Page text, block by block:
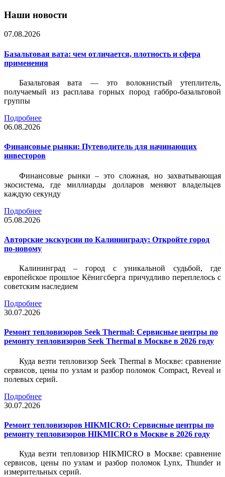
Наши новости
07.08.2026
Базальтовая вата: чем отличается, плотность и сфера
применения
Базальтовая вата — это волокнистый утеплитель,
получаемый из расплава горных пород габбро-базальтовой
группы
Подробнее
06.08.2026
Финансовые рынки: Путеводитель для начинающих
инвесторов
Финансовые рынки – это сложная, но захватывающая
экосистема, где миллиарды долларов меняют владельцев
каждую секунду
Подробнее
05.08.2026
Авторские экскурсии по Калининграду: Откройте город
по-новому
Калининград – город с уникальной судьбой, где
европейское прошлое Кёнигсберга причудливо переплелось с
советским наследием
Подробнее
30.07.2026
Ремонт тепловизоров Seek Thermal: Сервисные центры по
ремонту тепловизоров Seek Thermal в Москве в 2026 году
Куда везти тепловизор Seek Thermal в Москве: сравнение
сервисов, цены по узлам и разбор поломок Compact, Reveal и
полевых серий.
Подробнее
30.07.2026
Ремонт тепловизоров HIKMICRO: Сервисные центры по
ремонту тепловизоров HIKMICRO в Москве в 2026 году
Куда везти тепловизор HIKMICRO в Москве: сравнение
сервисов, цены по узлам и разбор поломок Lynx, Thunder и
измерительных серий.